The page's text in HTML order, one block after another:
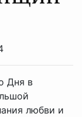
Дня в
любви и